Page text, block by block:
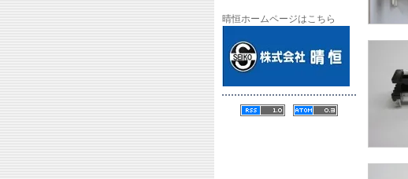
晴恒ホームページはこちら